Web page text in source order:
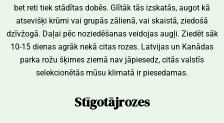
bet reti tiek stādītas dobēs. Glītāk tās izskatās, augot kā
atsevišķi krūmi vai grupās zālienā, vai skaistā, ziedošā
dzīvžogā. Daļai pēc noziedēšanas veidojas augļi. Ziedēt sāk
10-15 dienas agrāk nekā citas rozes. Latvijas un Kanādas
parka rožu šķirnes ziemā nav jāpiesedz, citās valstīs
selekcionētās mūsu klimatā ir piesedamas.
Stīgotājrozes